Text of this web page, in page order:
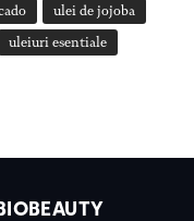
ulei de jojoba
uleiuri esentiale